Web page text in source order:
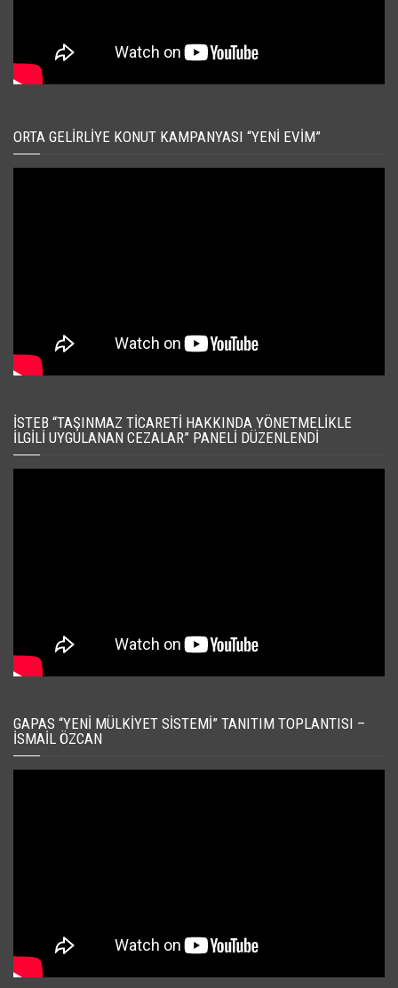
ORTA GELIRLIYE KONUT KAMPANYASI “YENI EVIM”
İSTEB “TAŞINMAZ TICARETI HAKKINDA YÖNETMELIKLE
İLGILI UYGULANAN CEZALAR” PANELI DÜZENLENDI
GAPAS “YENI MÜLKIYET SISTEMI” TANITIM TOPLANTISI –
İSMAIL ÖZCAN